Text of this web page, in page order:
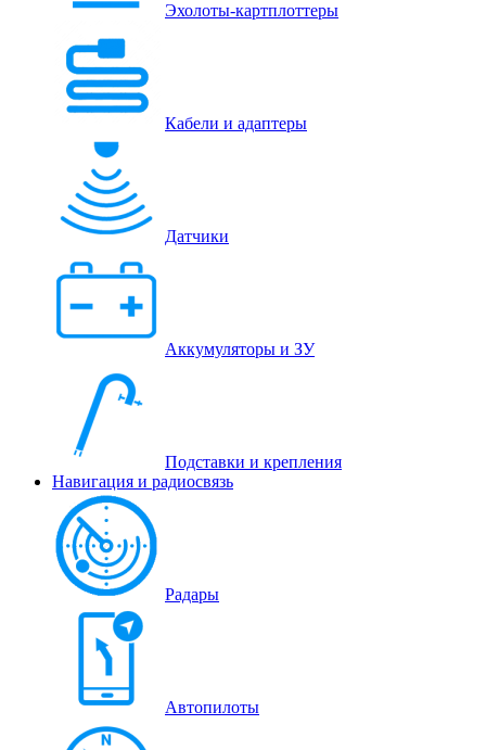
Эхолоты-картплоттеры
Кабели и адаптеры
Датчики
Аккумуляторы и ЗУ
Подставки и крепления
Навигация и радиосвязь
Радары
Автопилоты